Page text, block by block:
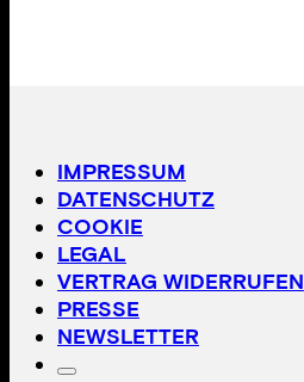
IMPRESSUM
DATENSCHUTZ
COOKIE
LEGAL
VERTRAG WIDERRUFEN
PRESSE
NEWSLETTER